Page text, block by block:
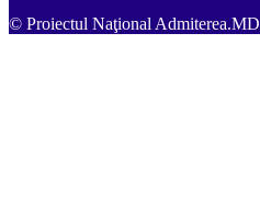
© Proiectul Naţional Admiterea.MD